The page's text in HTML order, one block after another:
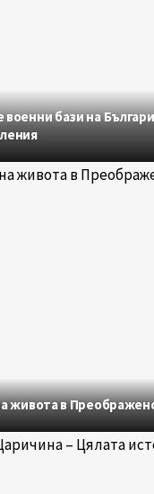
бази на
живота в